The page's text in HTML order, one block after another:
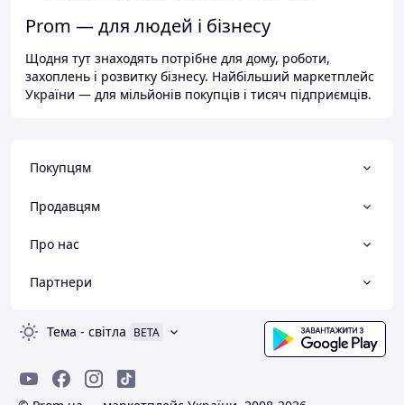
Prom — для людей і бізнесу
Щодня тут знаходять потрібне для дому, роботи,
захоплень і розвитку бізнесу. Найбільший маркетплейс
України — для мільйонів покупців і тисяч підприємців.
Покупцям
Продавцям
Про нас
Партнери
Тема - світла BETA